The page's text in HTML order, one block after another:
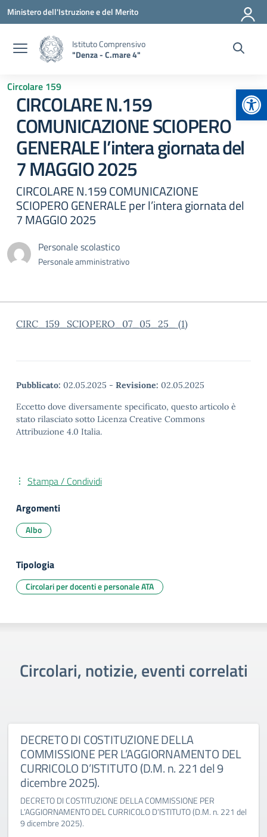
Vai ai contenuti
Vai al menu di navigazione
Vai al footer
Ministero dell'Istruzione e del Merito
Istituto Comprensivo
"Denza - C.mare 4"
Circolare 159
CIRCOLARE N.159
COMUNICAZIONE SCIOPERO
GENERALE l’intera giornata del
7 MAGGIO 2025
CIRCOLARE N.159 COMUNICAZIONE
SCIOPERO GENERALE per l’intera giornata del
7 MAGGIO 2025
Personale scolastico
Personale amministrativo
CIRC_159_SCIOPERO_07_05_25_ (1)
Pubblicato: 02.05.2025 - Revisione: 02.05.2025
Eccetto dove diversamente specificato, questo articolo è
stato rilasciato sotto Licenza Creative Commons
Attribuzione 4.0 Italia.
Stampa / Condividi
Argomenti
Albo
Tipologia
Circolari per docenti e personale ATA
Circolari, notizie, eventi correlati
DECRETO DI COSTITUZIONE DELLA
COMMISSIONE PER L’AGGIORNAMENTO DEL
CURRICOLO D’ISTITUTO (D.M. n. 221 del 9
dicembre 2025).
DECRETO DI COSTITUZIONE DELLA COMMISSIONE PER
L’AGGIORNAMENTO DEL CURRICOLO D’ISTITUTO (D.M. n. 221 del
9 dicembre 2025).